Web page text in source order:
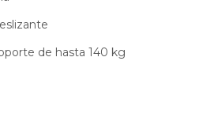
de hasta 140 kg